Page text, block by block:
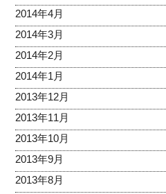
2014年4月
2014年3月
2014年2月
2014年1月
2013年12月
2013年11月
2013年10月
2013年9月
2013年8月